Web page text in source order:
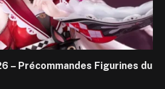
– Précommandes Figurines du